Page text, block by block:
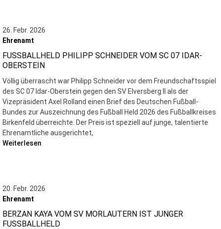
26. Febr. 2026
Ehrenamt
FUSSBALLHELD PHILIPP SCHNEIDER VOM SC 07 IDAR-O
BERSTEIN
Völlig überrascht war Philipp Schneider vor dem Freundschaftsspiel
des SC 07 Idar-Oberstein gegen den SV Elversberg II als der
Vizepräsident Axel Rolland einen Brief des Deutschen Fußball-
Bundes zur Auszeichnung des Fußball Held 2026 des Fußballkreises
Birkenfeld überreichte. Der Preis ist speziell auf junge, talentierte
Ehrenamtliche ausgerichtet,
Weiterlesen
20. Febr. 2026
Ehrenamt
BERZAN KAYA VOM SV MORLAUTERN IST JUNGER
FUSSBALLHELD